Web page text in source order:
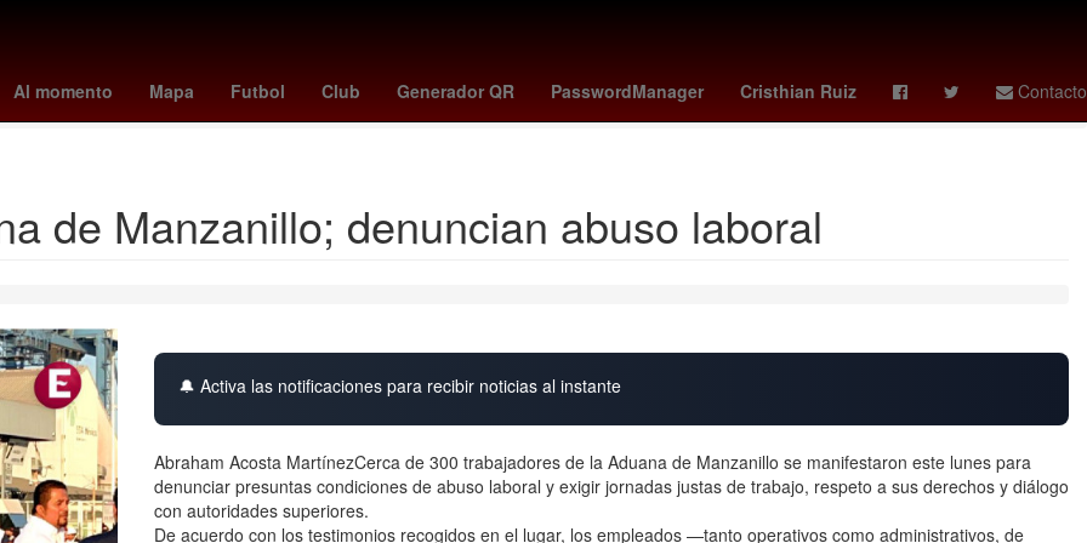
Al momento Mapa Futbol Club Generador QR PasswordManager Cristhian Ruiz Contacto
Ciudad Victoria Heroica Matamoros Fiscalía General de Justicia del Estado de Zacatecas Catedral
Sergio Mattarella
de Manzanillo; denuncian abuso laboral
🔔 Activa las notificaciones para recibir noticias al instante
Abraham Acosta MartínezCerca de 300 trabajadores de la Aduana de Manzanillo se manifestaron este lunes para
denunciar presuntas condiciones de abuso laboral y exigir jornadas justas de trabajo, respeto a sus derechos y diálogo
con autoridades superiores.
De acuerdo con los testimonios recogidos en el lugar, los empleados —tanto operativos como administrativos, de